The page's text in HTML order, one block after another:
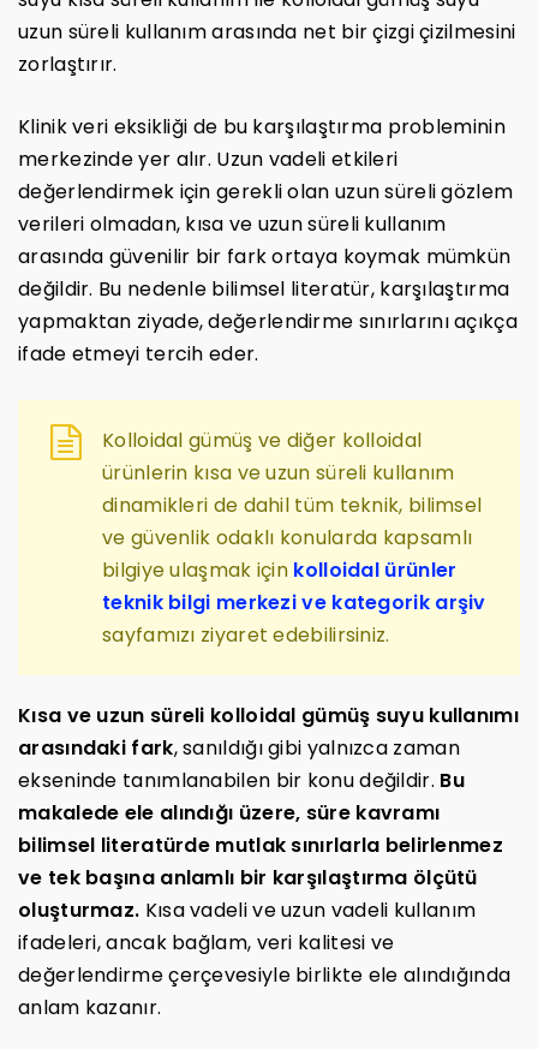
uzun süreli kullanım arasında net bir çizgi çizilmesini
zorlaştırır.
Klinik veri eksikliği de bu karşılaştırma probleminin
merkezinde yer alır. Uzun vadeli etkileri
değerlendirmek için gerekli olan uzun süreli gözlem
verileri olmadan, kısa ve uzun süreli kullanım
arasında güvenilir bir fark ortaya koymak mümkün
değildir. Bu nedenle bilimsel literatür, karşılaştırma
yapmaktan ziyade, değerlendirme sınırlarını açıkça
ifade etmeyi tercih eder.
Kolloidal gümüş ve diğer kolloidal
ürünlerin kısa ve uzun süreli kullanım
dinamikleri de dahil tüm teknik, bilimsel
ve güvenlik odaklı konularda kapsamlı
bilgiye ulaşmak için kolloidal ürünler
teknik bilgi merkezi ve kategorik arşiv
sayfamızı ziyaret edebilirsiniz.
Kısa ve uzun süreli kolloidal gümüş suyu kullanımı
arasındaki fark, sanıldığı gibi yalnızca zaman
ekseninde tanımlanabilen bir konu değildir. Bu
makalede ele alındığı üzere, süre kavramı
bilimsel literatürde mutlak sınırlarla belirlenmez
ve tek başına anlamlı bir karşılaştırma ölçütü
oluşturmaz. Kısa vadeli ve uzun vadeli kullanım
ifadeleri, ancak bağlam, veri kalitesi ve
değerlendirme çerçevesiyle birlikte ele alındığında
anlam kazanır.